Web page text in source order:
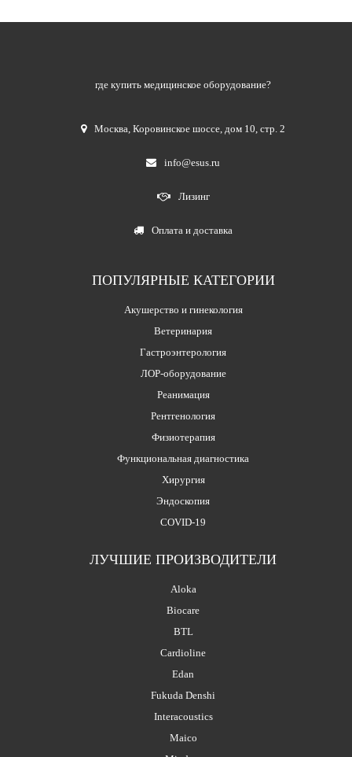
где купить медицинское оборудование?
Москва,Коровинское шоссе, дом 10, стр. 2
info@esus.ru
Лизинг
Оплата и доставка
ПОПУЛЯРНЫЕ КАТЕГОРИИ
Акушерство и гинекология
Ветеринария
Гастроэнтерология
ЛОР-оборудование
Реанимация
Рентгенология
Физиотерапия
Функциональная диагностика
Хирургия
Эндоскопия
COVID-19
ЛУЧШИЕ ПРОИЗВОДИТЕЛИ
Aloka
Biocare
BTL
Cardioline
Edan
Fukuda Denshi
Interacoustics
Maico